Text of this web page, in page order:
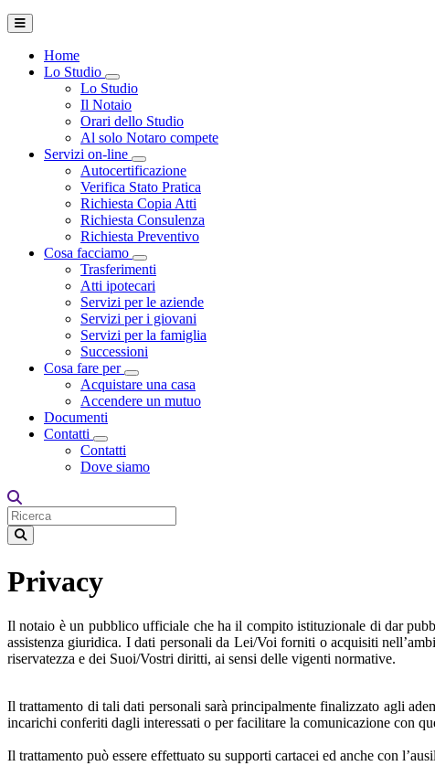
Home
Lo Studio
Toggle Dropdown
Lo Studio
Il Notaio
Orari dello Studio
Al solo Notaro compete
Servizi on-line
Toggle Dropdown
Autocertificazione
Verifica Stato Pratica
Richiesta Copia Atti
Richiesta Consulenza
Richiesta Preventivo
Cosa facciamo
Toggle Dropdown
Trasferimenti
Atti ipotecari
Servizi per le aziende
Servizi per i giovani
Servizi per la famiglia
Successioni
Cosa fare per
Toggle Dropdown
Acquistare una casa
Accendere un mutuo
Documenti
Contatti
Toggle Dropdown
Contatti
Dove siamo
Privacy
Il notaio è un pubblico ufficiale che ha il compito istituzionale di dar
assistenza giuridica. I dati personali da Lei/Voi forniti o acquisiti
riservatezza e dei Suoi/Vostri diritti, ai sensi delle vigenti normative.
Il trattamento di tali dati personali sarà principalmente finalizzato agli
incarichi conferiti dagli interessati o per facilitare la comunicazione con
Il trattamento può essere effettuato su supporti cartacei ed anche con